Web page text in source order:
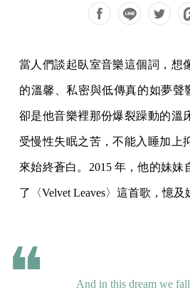
當人們談起臥室音樂這個詞，想
的溫馨、私密與低傳真的如夢聲
卻是他音樂裡那份爆裂躁動的溫
受慢性失眠之苦，不能入睡加上
來始終蒼白。2015 年，他的妹妹
了〈Velvet Leaves〉這首歌，憶及
And in this dream we fall